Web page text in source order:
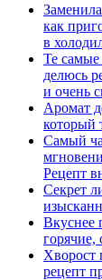
как
в
Те самые
делюсь
и очень
Аромат
который
Самый
Рецепт
Секрет
Вкуснее
горячие,
Хворост
рецепт